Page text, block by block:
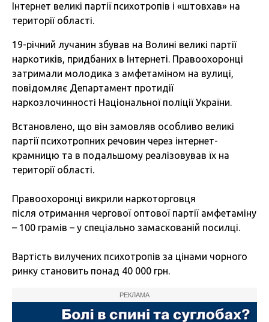
Інтернет великі партії психотропів і «штовхав» на
території області.
19-річний лучанин збував на Волині великі партії
наркотиків, придбаних в Інтернеті. Правоохоронці
затримали молодика з амфетаміном на вулиці,
повідомляє Департамент протидії
наркозлочинності Національної поліції України.
Встановлено, що він замовляв особливо великі
партії психотропних речовин через інтернет-
крамницю та в подальшому реалізовував їх на
території області.
Правоохоронці викрили наркоторговця
після отримання чергової оптової партії амфетаміну
– 100 грамів – у спеціально замаскованій посилці.
Вартість вилучених психотропів за цінами чорного
ринку становить понад 40 000 грн.
РЕКЛАМА